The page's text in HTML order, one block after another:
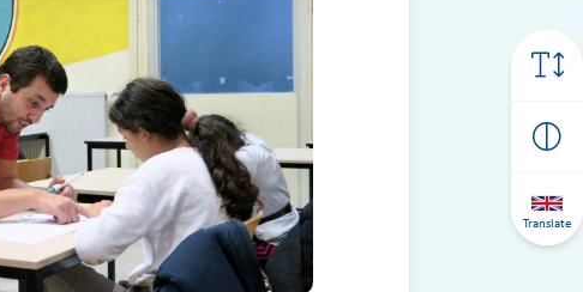
Translate